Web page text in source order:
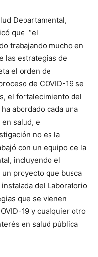
Departamental,
que “el
trabajando mucho en
las estrategias de
el orden de
de COVID-19 se
el fortalecimiento del
abordado cada una
salud, e
no es la
con un equipo de la
incluyendo el
un proyecto que busca
del Laboratorio
que se vienen
19 y cualquier otro
en salud pública